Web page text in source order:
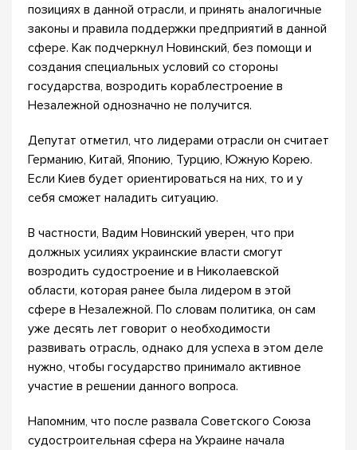
позициях в данной отрасли, и принять аналогичные
законы и правила поддержки предприятий в данной
сфере. Как подчеркнул Новинский, без помощи и
создания специальных условий со стороны
государства, возродить кораблестроение в
Незалежной однозначно не получится.
Депутат отметил, что лидерами отрасли он считает
Германию, Китай, Японию, Турцию, Южную Корею.
Если Киев будет ориентироваться на них, то и у
себя сможет наладить ситуацию.
В частности, Вадим Новинский уверен, что при
должных усилиях украинские власти смогут
возродить судостроение и в Николаевской
области, которая ранее была лидером в этой
сфере в Незалежной. По словам политика, он сам
уже десять лет говорит о необходимости
развивать отрасль, однако для успеха в этом деле
нужно, чтобы государство принимало активное
участие в решении данного вопроса.
Напомним, что после развала Советского Союза
судостроительная сфера на Украине начала